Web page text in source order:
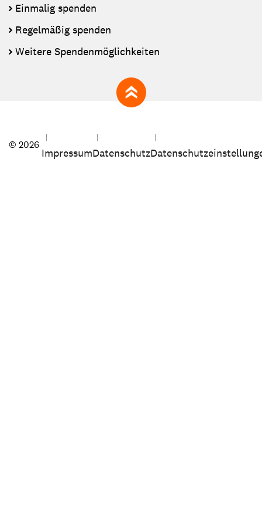
Einmalig spenden
Regelmäßig spenden
Weitere Spendenmöglichkeiten
zum Seitenanfang
© 2026
ImpressumDatenschutz